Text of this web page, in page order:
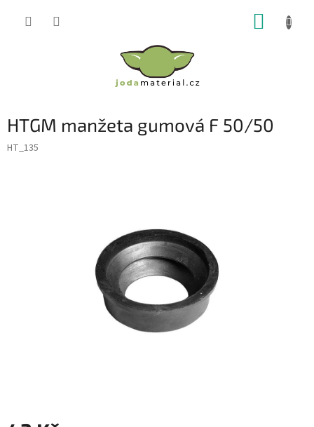
HTGM manžeta gumová F 50/50
HT_135